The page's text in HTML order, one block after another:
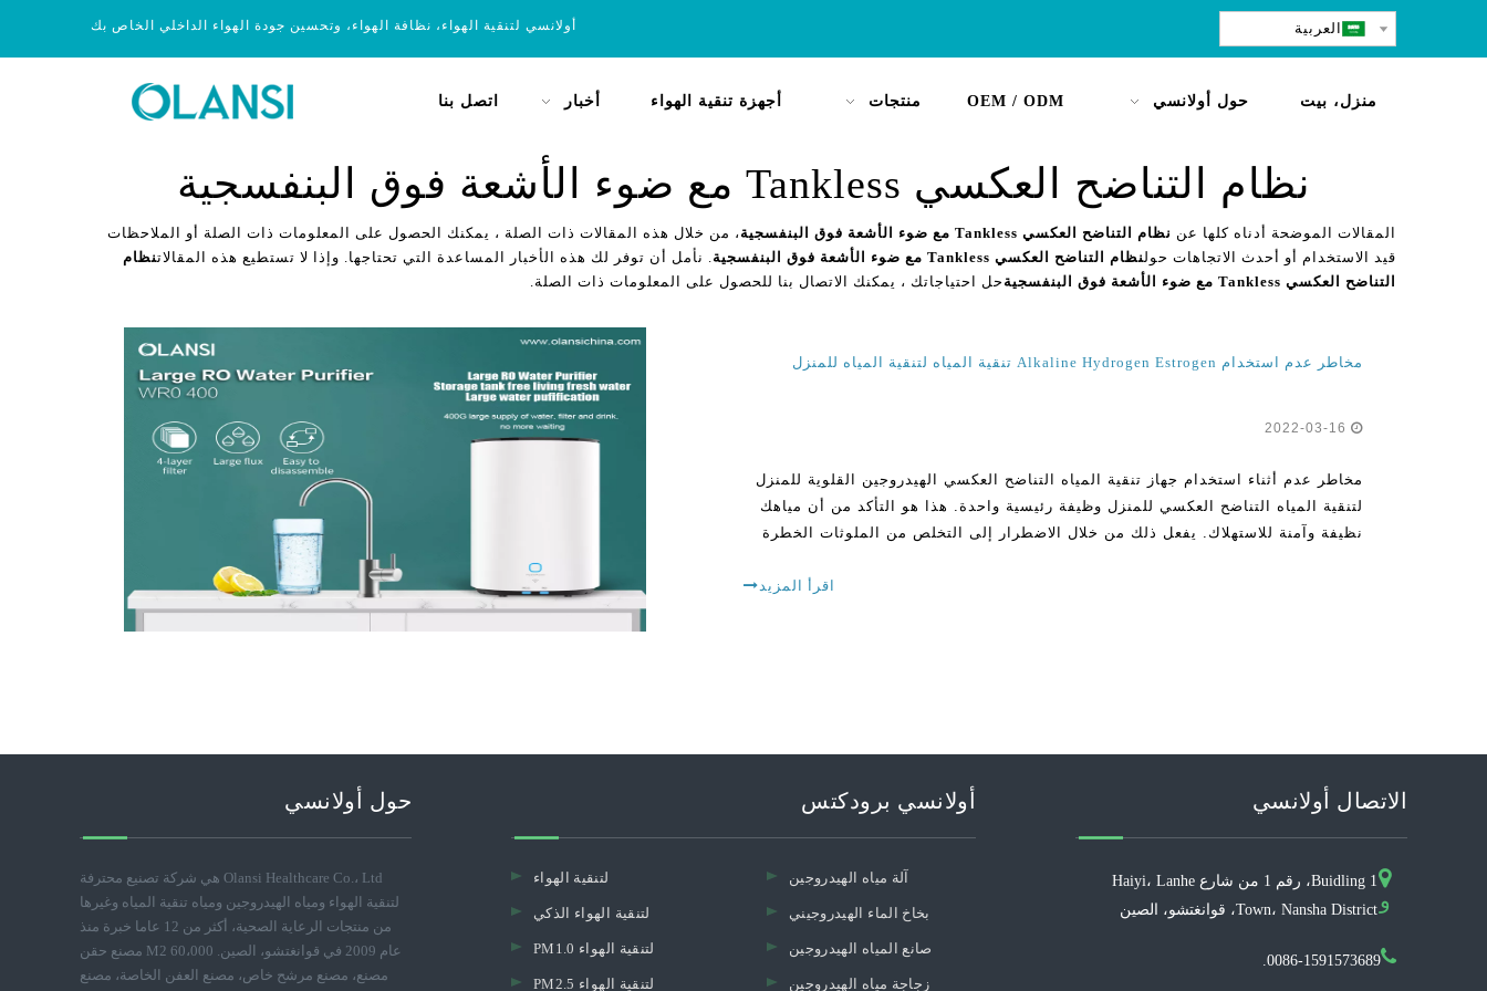
أولانسي لتنقية الهواء، نظافة الهواء، وتحسين جودة الهواء الداخلي الخاص بك العربية
منزل، بيت حول أولانسي OEM / ODM منتجات أجهزة تنقية الهواء أخبار اتصل بنا
نظام التناضح العكسي Tankless مع ضوء الأشعة فوق البنفسجية
المقالات الموضحة أدناه كلها عن نظام التناضح العكسي Tankless مع ضوء الأشعة فوق البنفسجية
، من خلال هذه المقالات ذات الصلة ، يمكنك الحصول على المعلومات ذات الصلة أو الملاحظات
قيد الاستخدام أو أحدث الاتجاهات حولنظام التناضح العكسي Tankless مع ضوء الأشعة فوق البنفسجية . نأمل أن توفر لك هذه الأخبار المساعدة التي تحتاجها. وإذا لا تستطيع هذه المقالاتنظام
التناضح العكسي Tankless مع ضوء الأشعة فوق البنفسجية
حل احتياجاتك ، يمكنك الاتصال بنا للحصول على المعلومات ذات الصلة.
مخاطر عدم استخدام Alkaline Hydrogen Estrogen تنقية المياه لتنقية المياه للمنزل
مخاطر عدم أثناء استخدام جهاز تنقية المياه التناضح العكسي الهيدروجين القلوية للمنزل
لتنقية المياه التناضح العكسي للمنزل وظيفة رئيسية واحدة. هذا هو التأكد من أن مياهك
نظيفة وآمنة للاستهلاك. يفعل ذلك من خلال الاضطرار إلى التخلص من الملوثات الخطرة
اقرأ المزيد
حول أولانسي
Olansi Healthcare Co.، Ltd هي شركة تصنيع محترفة
لتنقية الهواء ومياه الهيدروجين ومياه تنقية المياه وغيرها
من منتجات الرعاية الصحية، أكثر من 12 عاما خبرة منذ
عام 2009 في قوانغتشو، الصين. 60،000 M2 مصنع حقن
مصنع، مصنع مرشح خاص، مصنع العفن الخاصة، مصنع
أولانسي برودكتس
لتنقية الهواء
لتنقية الهواء الذكي
PM1.0 لتنقية الهواء
PM2.5 لتنقية الهواء
آلة مياه الهيدروجين
بخاخ الماء الهيدروجيني
صانع المياه الهيدروجين
زجاجة مياه الهيدروجين
الاتصال أولانسي
و
Buidling 1، رقم 1 من شارع Haiyi، Lanhe
Town، Nansha District، قوانغتشو، الصين
0086-1591573689.